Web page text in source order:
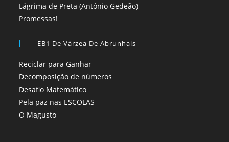
Lágrima de Preta (António Gedeão)
Promessas!
EB1 De Várzea De Abrunhais
Reciclar para Ganhar
Decomposição de números
Desafio Matemático
Pela paz nas ESCOLAS
O Magusto